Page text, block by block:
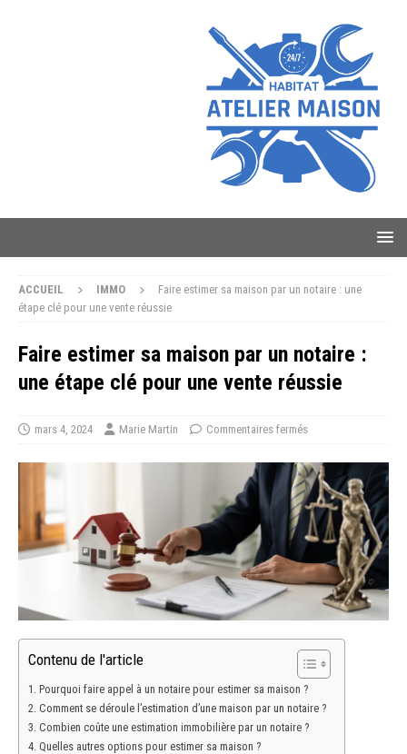
ACCUEIL IMMO
Faire estimer sa maison par un notaire : une
étape clé pour une vente réussie
Faire estimer sa maison par un notaire :
une étape clé pour une vente réussie
mars 4, 2024 Marie Martin Commentaires fermés
Contenu de l'article
Pourquoi faire appel à un notaire pour estimer sa maison ?
Comment se déroule l’estimation d’une maison par un notaire ?
Combien coûte une estimation immobilière par un notaire ?
Quelles autres options pour estimer sa maison ?